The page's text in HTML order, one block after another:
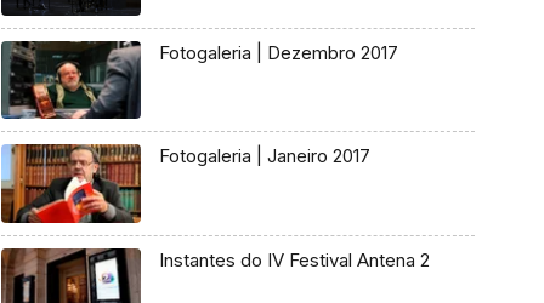
Fotogaleria | Dezembro 2017
Fotogaleria | Janeiro 2017
Instantes do IV Festival Antena 2